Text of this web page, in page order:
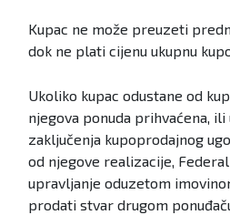
Kupac ne može preuzeti
dok ne plati cijenu ukupnu
Ukoliko kupac odustane od
njegova ponuda prihvaćena,
zaključenja kupoprodajnog
od njegove realizacije,
upravljanje oduzetom
prodati stvar drugom